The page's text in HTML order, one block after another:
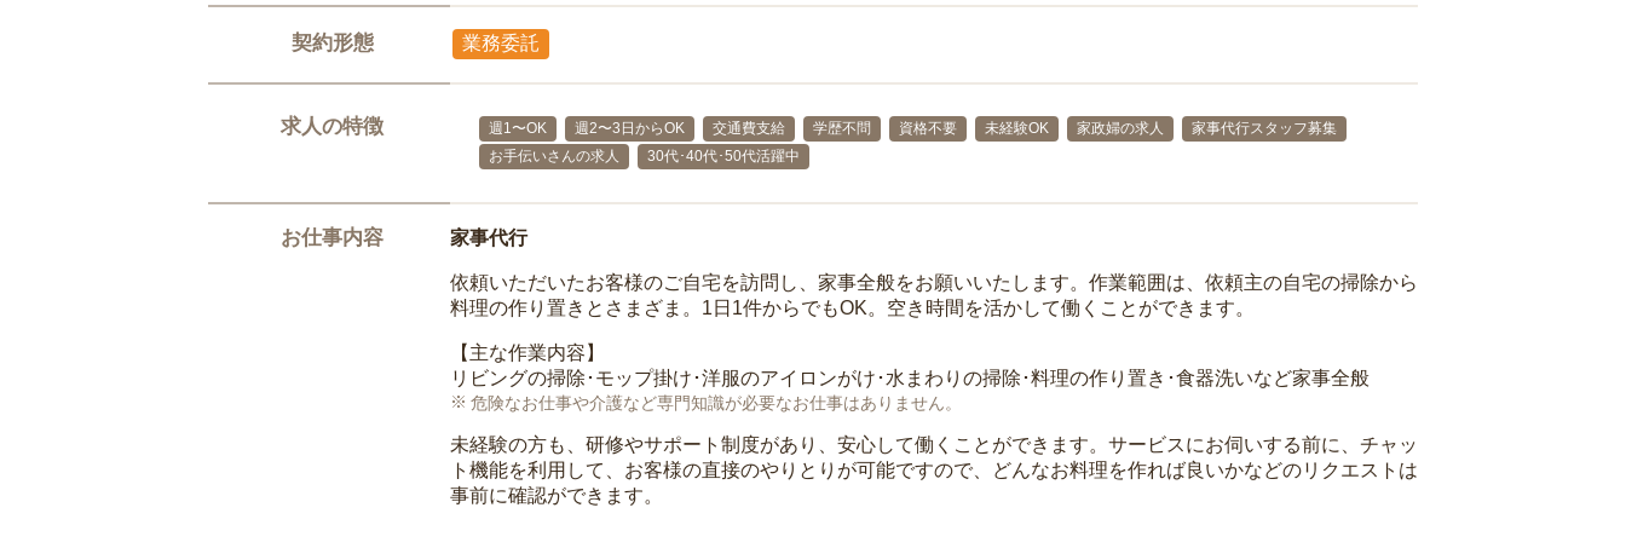
契約形態 業務委託
求人の特徴 週1〜OK 週2〜3日からOK 交通費支給 学歴不問 資格不要 未経験OK 家政婦の求人
家事代行スタッフ募集
お手伝いさんの求人
30代･40代･50代活躍中
お仕事内容 家事代行
依頼いただいたお客様のご自宅を訪問し、家事全般をお願いいたします。作業範囲は、依頼主の自宅の掃除から
料理の作り置きとさまざま。1日1件からでもOK。空き時間を活かして働くことができます。
【主な作業内容】
リビングの掃除･モップ掛け･洋服のアイロンがけ･水まわりの掃除･料理の作り置き･食器洗いなど家事全般
危険なお仕事や介護など専門知識が必要なお仕事はありません。
未経験の方も、研修やサポート制度があり、安心して働くことができます。サービスにお伺いする前に、チャッ
ト機能を利用して、お客様の直接のやりとりが可能ですので、どんなお料理を作れば良いかなどのリクエストは
事前に確認ができます。